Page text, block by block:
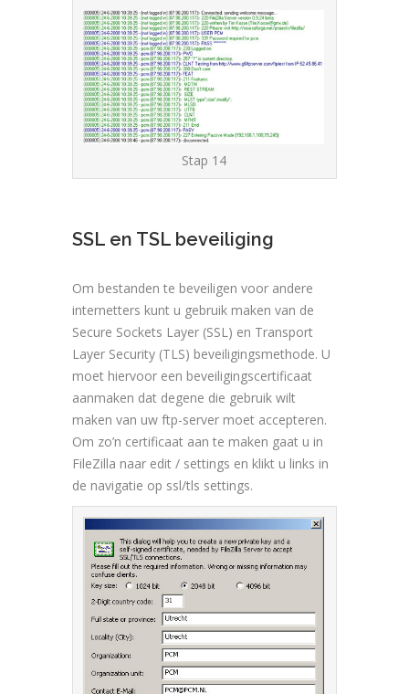
Stap 14
SSL en TSL beveiliging
Om bestanden te beveiligen voor andere
internetters kunt u gebruik maken van de
Secure Sockets Layer (SSL) en Transport
Layer Security (TLS) beveiligingsmethode. U
moet hiervoor een beveiligingscertificaat
aanmaken dat degene die gebruik wilt
maken van uw ftp-server moet accepteren.
Om zo’n certificaat aan te maken gaat u in
FileZilla naar edit / settings en klikt u links in
de navigatie op ssl/tls settings.